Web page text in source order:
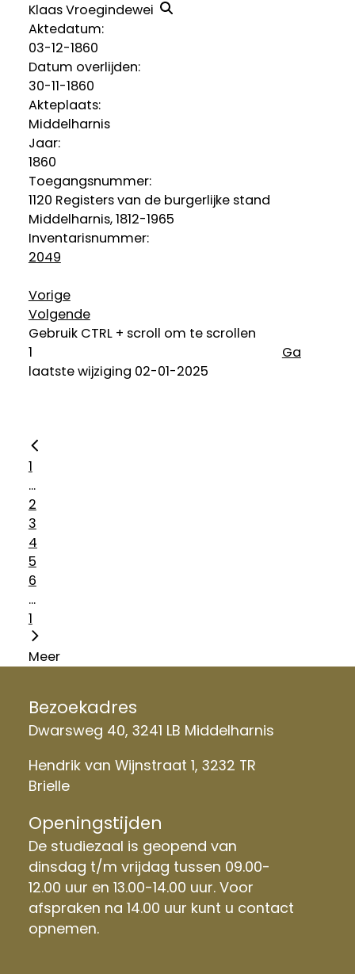
Klaas Vroegindewei
Aktedatum:
03-12-1860
Datum overlijden:
30-11-1860
Akteplaats:
Middelharnis
Jaar:
1860
Toegangsnummer:
1120 Registers van de burgerlijke stand
Middelharnis, 1812-1965
Inventarisnummer:
2049
Vorige
Volgende
Gebruik CTRL + scroll om te scrollen
Ga
laatste wijziging 02-01-2025
1
...
2
3
4
5
6
...
1
Meer
Bezoekadres
Dwarsweg 40, 3241 LB Middelharnis
Hendrik van Wijnstraat 1, 3232 TR
Brielle
Openingstijden
De studiezaal is geopend van
dinsdag t/m vrijdag tussen 09.00-
12.00 uur en 13.00-14.00 uur. Voor
afspraken na 14.00 uur kunt u contact
opnemen.